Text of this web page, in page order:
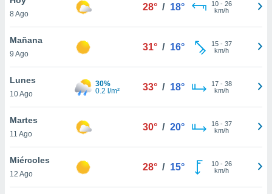
en
más
nuestra
de
8 Ago
28° / 18° 10- 26
km/h
Mañana
9 Ago
31° / 16° 15- 37
km/h
Lunes
10 Ago
30%
0.2 l/m²
33° / 18° 17- 38
km/h
Martes
11 Ago
30° / 20° 16- 37
km/h
Miércoles
12 Ago
28° / 15° 10- 26
km/h